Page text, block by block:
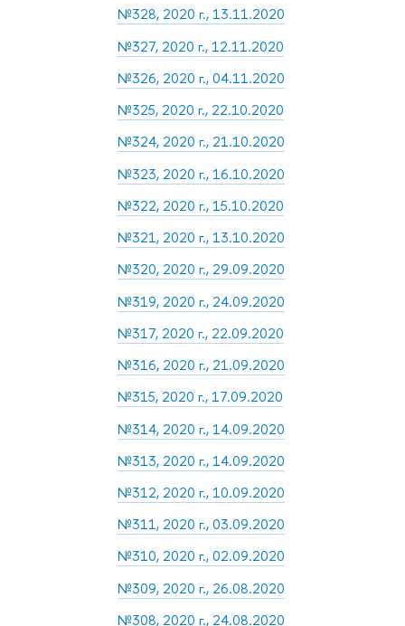
№328, 2020 г., 13.11.2020
№327, 2020 г., 12.11.2020
№326, 2020 г., 04.11.2020
№325, 2020 г., 22.10.2020
№324, 2020 г., 21.10.2020
№323, 2020 г., 16.10.2020
№322, 2020 г., 15.10.2020
№321, 2020 г., 13.10.2020
№320, 2020 г., 29.09.2020
№319, 2020 г., 24.09.2020
№317, 2020 г., 22.09.2020
№316, 2020 г., 21.09.2020
№315, 2020 г., 17.09.2020
№314, 2020 г., 14.09.2020
№313, 2020 г., 14.09.2020
№312, 2020 г., 10.09.2020
№311, 2020 г., 03.09.2020
№310, 2020 г., 02.09.2020
№309, 2020 г., 26.08.2020
№308, 2020 г., 24.08.2020